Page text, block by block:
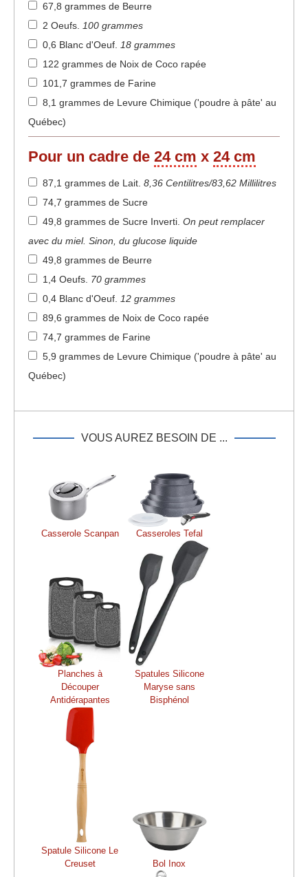
67,8 grammes de Beurre
2 Oeufs. 100 grammes
0,6 Blanc d'Oeuf. 18 grammes
122 grammes de Noix de Coco rapée
101,7 grammes de Farine
8,1 grammes de Levure Chimique ('poudre à pâte' au
Québec)
Pour un cadre de 24 cm x 24 cm
87,1 grammes de Lait. 8,36 Centilitres/83,62 Millilitres
74,7 grammes de Sucre
49,8 grammes de Sucre Inverti. On peut remplacer
avec du miel. Sinon, du glucose liquide
49,8 grammes de Beurre
1,4 Oeufs. 70 grammes
0,4 Blanc d'Oeuf. 12 grammes
89,6 grammes de Noix de Coco rapée
74,7 grammes de Farine
5,9 grammes de Levure Chimique ('poudre à pâte' au
Québec)
VOUS AUREZ BESOIN DE ...
Casserole Scanpan Casseroles Tefal
Planches à
Découper
Antidérapantes
Spatules Silicone
Maryse sans
Bisphénol
Spatule Silicone Le
Creuset
Bol Inox